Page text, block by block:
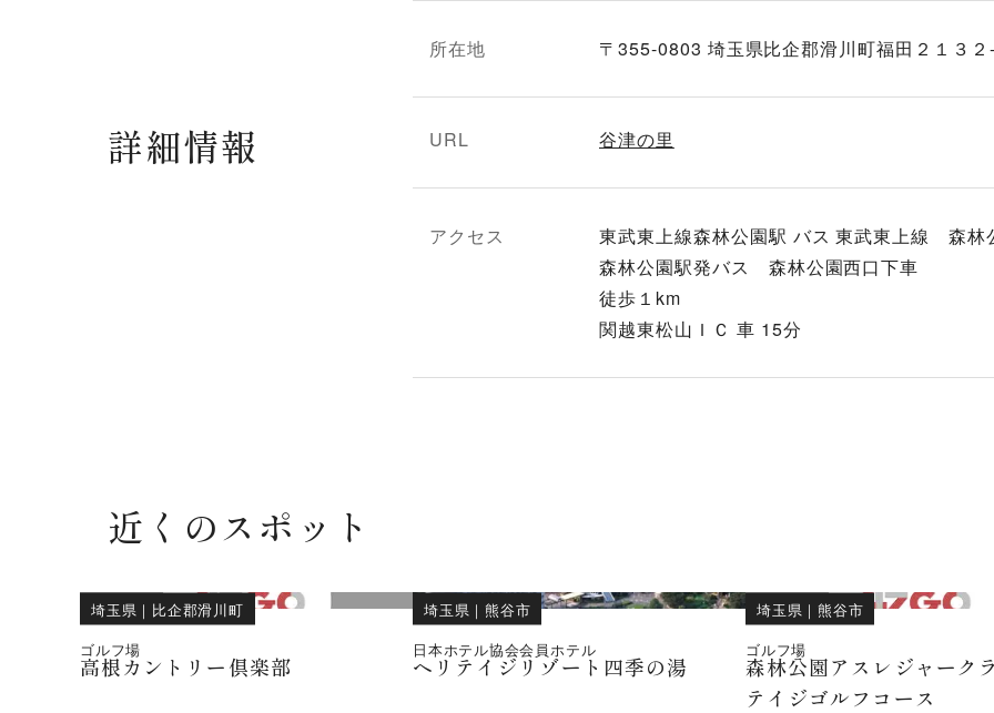
所在地 〒355-0803 埼玉県比企郡滑川町福田２１３
詳細情報 URL 谷津の里
アクセス
東武東上線森林公園駅 バス 東武東上線 森林
森林公園駅発バス 森林公園西口下車
徒歩１km
関越東松山ＩＣ 車 15分
近くのスポット
埼玉県 ｜ 比企郡滑川町
ゴルフ場
高根カントリー倶楽部
埼玉県 ｜ 熊谷市
日本ホテル協会会員ホテル
ヘリテイジリゾート四季の湯
埼玉県 ｜ 熊谷市
ゴルフ場
森林公園アスレジャーク
テイジゴルフコース